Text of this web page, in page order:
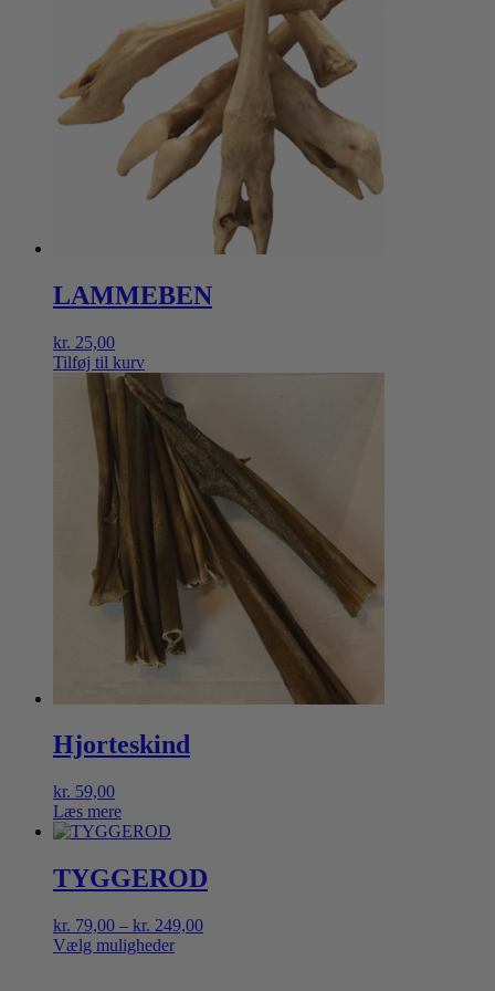
LAMMEBEN
kr. 25,00
Tilføj til kurv
Hjorteskind
kr. 59,00
Læs mere
TYGGEROD
kr. 79,00 – kr. 249,00Prisinterval:
Vælg muligheder